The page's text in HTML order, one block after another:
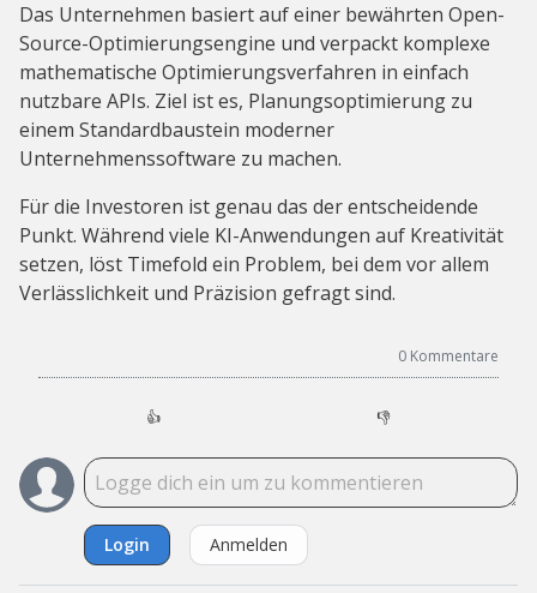
Das Unternehmen basiert auf einer bewährten Open-
Source-Optimierungsengine und verpackt komplexe
mathematische Optimierungsverfahren in einfach
nutzbare APIs. Ziel ist es, Planungsoptimierung zu
einem Standardbaustein moderner
Unternehmenssoftware zu machen.
Für die Investoren ist genau das der entscheidende
Punkt. Während viele KI-Anwendungen auf Kreativität
setzen, löst Timefold ein Problem, bei dem vor allem
Verlässlichkeit und Präzision gefragt sind.
0 Kommentare
👍 👎
Login Anmelden